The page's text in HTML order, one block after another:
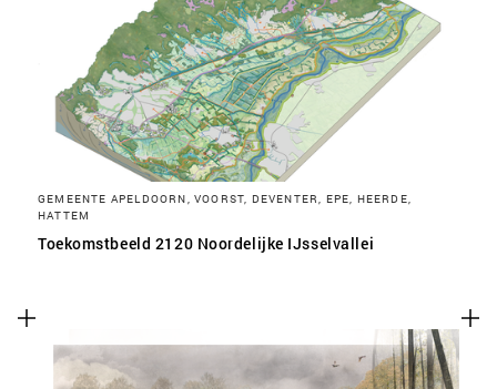
GEMEENTE APELDOORN, VOORST, DEVENTER, EPE, HEERDE,
HATTEM
Toekomstbeeld 2120 Noordelijke IJsselvallei
SLA VOORKEUREN OP